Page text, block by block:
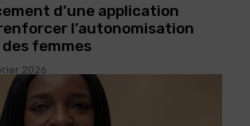
d’une application
l’autonomisation
femmes
2026